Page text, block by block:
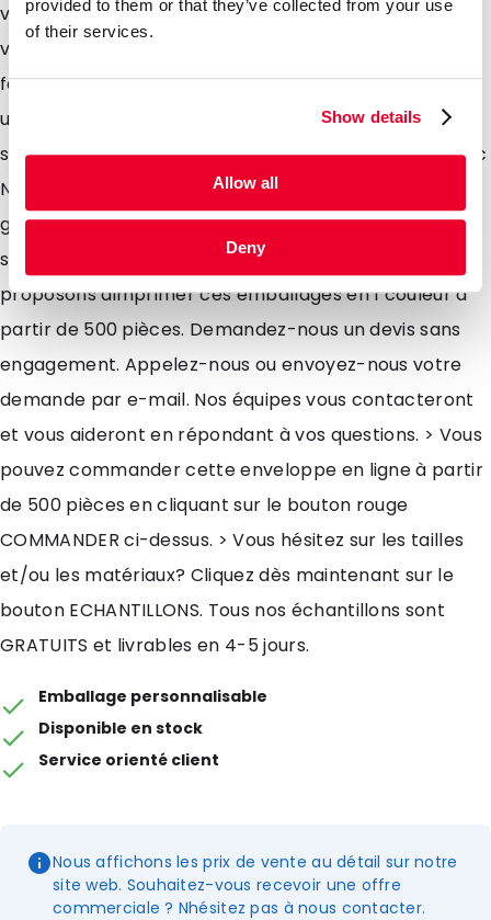
provided to them or that they’ve collected from your use
of their services.
Show details
Allow all
Deny
vos courriers. Munies dune fermeture adhésive, nous
vous les proposons avec ou sans fenêtre. Nous avons
fait une sélection pour vous des dimensions les plus
utilisées et vous les proposons dans les formats
suivants: 229x324, 156x220, 162x229, 114x162, 110x220, etc
Nous vous offrons pour cet emballage une vaste
gamme de produits standards qui sont disponibles en
stock livrables sous 4-5 jours. De plus, nous vous
proposons dimprimer ces emballages en 1 couleur à
partir de 500 pièces. Demandez-nous un devis sans
engagement. Appelez-nous ou envoyez-nous votre
demande par e-mail. Nos équipes vous contacteront
et vous aideront en répondant à vos questions. > Vous
pouvez commander cette enveloppe en ligne à partir
de 500 pièces en cliquant sur le bouton rouge
COMMANDER ci-dessus. > Vous hésitez sur les tailles
et/ou les matériaux? Cliquez dès maintenant sur le
bouton ECHANTILLONS. Tous nos échantillons sont
GRATUITS et livrables en 4-5 jours.
Emballage personnalisable
Disponible en stock
Service orienté client
Nous affichons les prix de vente au détail sur notre
site web. Souhaitez-vous recevoir une offre
commerciale ? Nhésitez pas à nous contacter.